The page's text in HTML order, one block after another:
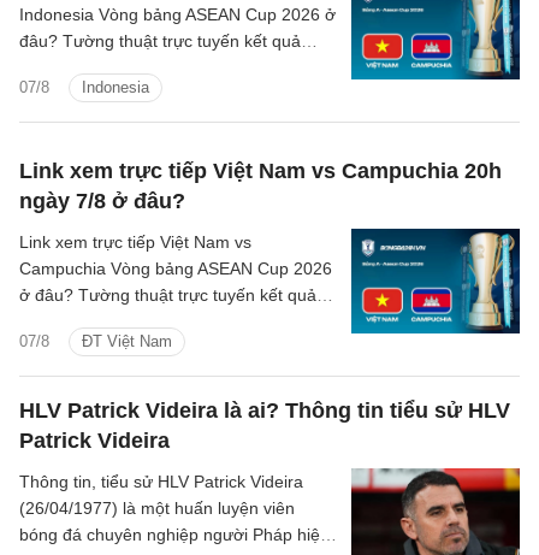
07/8 Indonesia
Indonesia Vòng bảng ASEAN Cup 2026 ở
đâu? Tường thuật trực tuyến kết quả
kênh phát sóng nào?
Link xem trực tiếp Việt Nam vs Campuchia 20h
ngày 7/8 ở đâu?
07/8 ĐT Việt Nam
Link xem trực tiếp Việt Nam vs
Campuchia Vòng bảng ASEAN Cup 2026
ở đâu? Tường thuật trực tuyến kết quả
kênh phát sóng nào?
HLV Patrick Videira là ai? Thông tin tiểu sử HLV
Patrick Videira
Thông tin, tiểu sử HLV Patrick Videira
(26/04/1977) là một huấn luyện viên
bóng đá chuyên nghiệp người Pháp hiện